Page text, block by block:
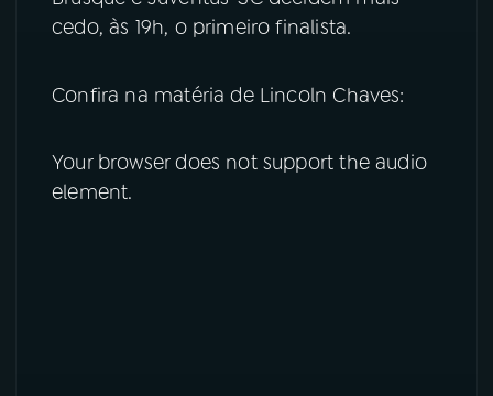
TikTok
cedo, às 19h, o primeiro finalista.
Confira na matéria de Lincoln Chaves:
Your browser does not support the audio
element.